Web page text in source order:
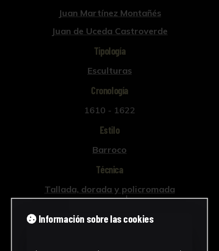
Hernández Díaz, J., "Estudio iconográfico-
técnico de la imaginería montañesina"Boletín
Palomero Páramo, J., El Retablo sevillano del
Renacimiento: análisis y evolución (1560-
1629). (Sevilla, 1983).
Hernández Díaz, J., Juan Martínez Montañés
Falcón Márquez, T., et alii., Universidad de
Sevilla. Patrimonio monumental y artístico.
(Sevilla, 1986).
Juan Martínez Montañés
Juan de Uceda Castroverde
Tipología
Esculturas
Cronología
1610 - 1622
Estilo
Barroco
Técnica
Tallada, dorada y policromada
Ver más
Información sobre las cookies